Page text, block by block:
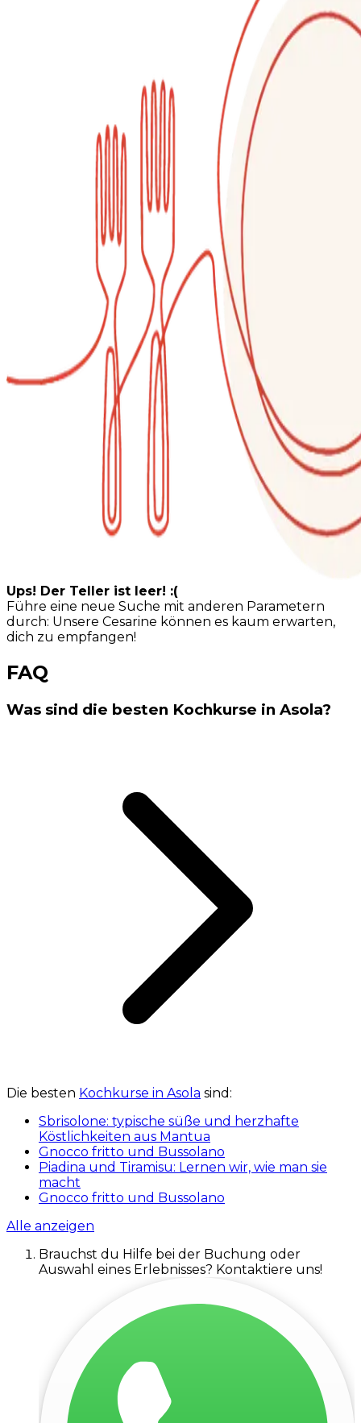
Ups! Der Teller ist leer! :(
Führe eine neue Suche mit anderen Parametern
durch: Unsere Cesarine können es kaum erwarten,
dich zu empfangen!
FAQ
Was sind die besten Kochkurse in Asola?
Die besten Kochkurse in Asola sind:
Sbrisolone: typische süße und herzhafte
Köstlichkeiten aus Mantua
Gnocco fritto und Bussolano
Piadina und Tiramisu: Lernen wir, wie man sie
macht
Gnocco fritto und Bussolano
Alle anzeigen
Brauchst du Hilfe bei der Buchung oder
Auswahl eines Erlebnisses? Kontaktiere uns!